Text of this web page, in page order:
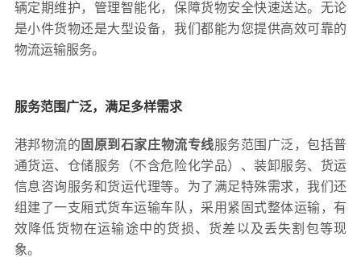
辆定期维护，管理智能化，保障货物安全快速送达。无论
是小件货物还是大型设备，我们都能为您提供高效可靠的
物流运输服务。
服务范围广泛，满足多样需求
港邦物流的 固原到石家庄物流专线服务范围广泛，包括普
通货运、仓储服务（不含危险化学品）、装卸服务、货运
信息咨询服务和货运代理等。为了满足特殊需求，我们还
组建了一支厢式货车运输车队，采用紧固式整体运输，有
效降低货物在运输途中的货损、货差以及丢失割包等现
象。